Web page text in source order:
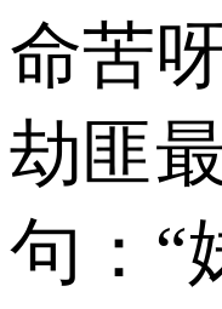
命苦
劫匪
句：“